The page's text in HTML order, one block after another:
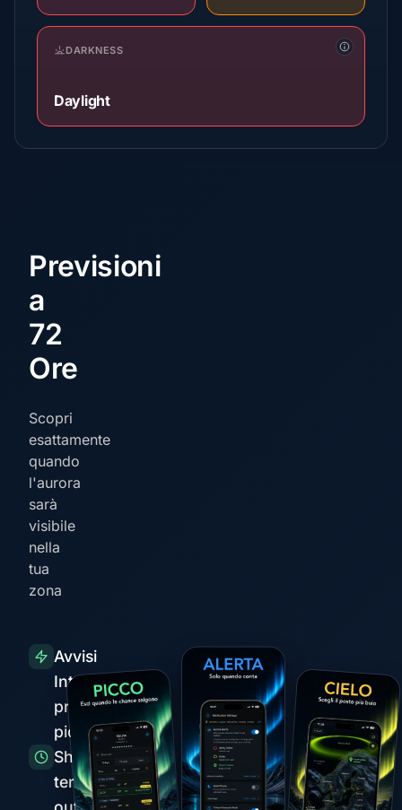
DARKNESS
Daylight
Previsioni
a
72
Ore
Scopri
esattamente
quando
l'aurora
sarà
visibile
nella
tua
zona
Avvisi
Intelligenti
prima dei
picchi
Short-
term